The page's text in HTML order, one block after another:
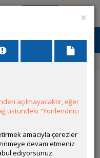
Samolus valerandi
×
açılmayacaktır, eğer
üstündeki "Yönlendirici
amacıyla çerezler
devam etmeniz
ediyorsunuz.